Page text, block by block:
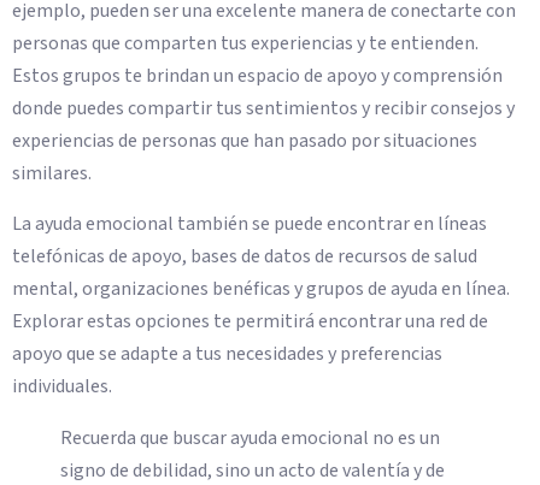
ejemplo, pueden ser una excelente manera de conectarte con
personas que comparten tus experiencias y te entienden.
Estos grupos te brindan un espacio de apoyo y comprensión
donde puedes compartir tus sentimientos y recibir consejos y
experiencias de personas que han pasado por situaciones
similares.
La ayuda emocional también se puede encontrar en líneas
telefónicas de apoyo, bases de datos de recursos de salud
mental, organizaciones benéficas y grupos de ayuda en línea.
Explorar estas opciones te permitirá encontrar una red de
apoyo que se adapte a tus necesidades y preferencias
individuales.
Recuerda que buscar ayuda emocional no es un
signo de debilidad, sino un acto de valentía y de